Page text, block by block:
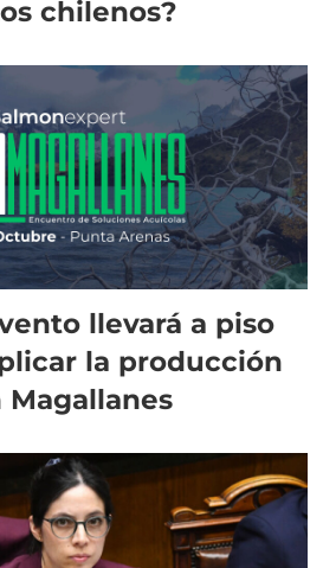
chilenos?
llevará a piso
la producción